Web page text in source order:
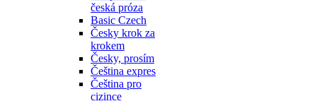
česká próza
Basic Czech
Česky krok za
krokem
Česky, prosím
Čeština expres
Čeština pro
cizince